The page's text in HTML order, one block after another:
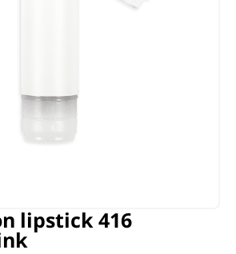
lipstick 416